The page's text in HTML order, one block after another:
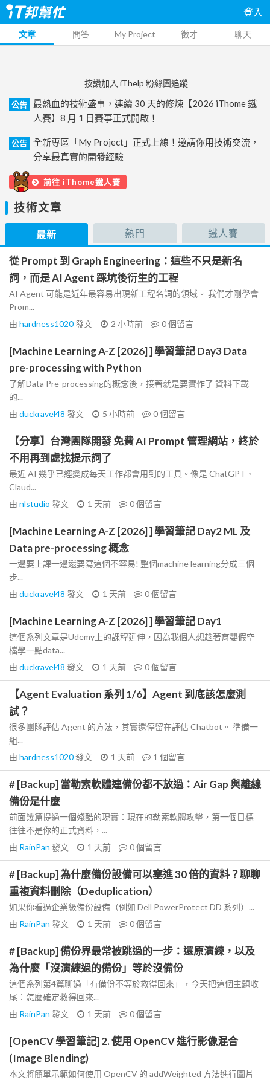
登入
文章 問答 My Project 徵才 聊天
按讚加入 iThelp 粉絲團追蹤
公告
最熱血的技術盛事，連續 30 天的修煉【2026 iThome 鐵
人賽】8 月 1 日賽事正式開啟！
公告
全新專區「My Project」正式上線！邀請你用技術交流，
分享最真實的開發經驗
前往 iThome鐵人賽
技術文章
最新 熱門 鐵人賽
從 Prompt 到 Graph Engineering：這些不只是新名
詞，而是 AI Agent 踩坑後衍生的工程
AI Agent 可能是近年最容易出現新工程名詞的領域。 我們才剛學會
Prom...
由 hardness1020發文 2 小時前 0個留言
[Machine Learning A-Z [2026] ] 學習筆記 Day3 Data
pre-processing with Python
了解Data Pre-processing的概念後，接著就是要實作了 資料下載
的...
由 duckravel48 發文 5 小時前 0個留言
【分享】台灣團隊開發 免費 AI Prompt 管理網站，終於
不用再到處找提示詞了
最近 AI 幾乎已經變成每天工作都會用到的工具。像是 ChatGPT、
Claud...
由 nlstudio 發文 1 天前 0個留言
[Machine Learning A-Z [2026] ] 學習筆記 Day2 ML 及
Data pre-processing 概念
一邊要上課一邊還要寫這個不容易! 整個machine learning分成三個
步...
由 duckravel48 發文 1 天前 0個留言
[Machine Learning A-Z [2026] ] 學習筆記 Day1
這個系列文章是Udemy上的課程延伸，因為我個人想趁著育嬰假空
檔學一點data...
由 duckravel48 發文 1 天前 0個留言
【Agent Evaluation 系列 1/6】Agent 到底該怎麼測
試？
很多團隊評估 Agent 的方法，其實還停留在評估 Chatbot。 準備一
組...
由 hardness1020發文 1 天前 1 個留言
# [Backup] 當勒索軟體連備份都不放過：Air Gap 與離線
備份是什麼
前面幾篇提過一個殘酷的現實：現在的勒索軟體攻擊，第一個目標
往往不是你的正式資料，...
由 RainPan 發文 1 天前 0個留言
# [Backup] 為什麼備份設備可以塞進 30 倍的資料？聊聊
重複資料刪除（Deduplication）
如果你看過企業級備份設備（例如 Dell PowerProtect DD 系列）...
由 RainPan 發文 1 天前 0個留言
# [Backup] 備份界最常被跳過的一步：還原演練，以及
為什麼「沒演練過的備份」等於沒備份
這個系列第4篇聊過「有備份不等於救得回來」，今天把這個主題收
尾：怎麼確定救得回來...
由 RainPan 發文 1 天前 0個留言
[OpenCV 學習筆記] 2. 使用 OpenCV 進行影像混合
(Image Blending)
本文將簡單示範如何使用 OpenCV 的 addWeighted 方法進行圖片